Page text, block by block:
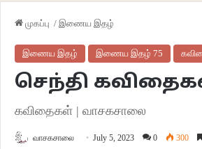
முகப்பு / இணைய இதழ்
இணைய இதழ் இணைய இதழ் 75
செந்தி
கவிதைகள் | வாசகசாலை
வாசகசாலை July 5, 2023 0 300